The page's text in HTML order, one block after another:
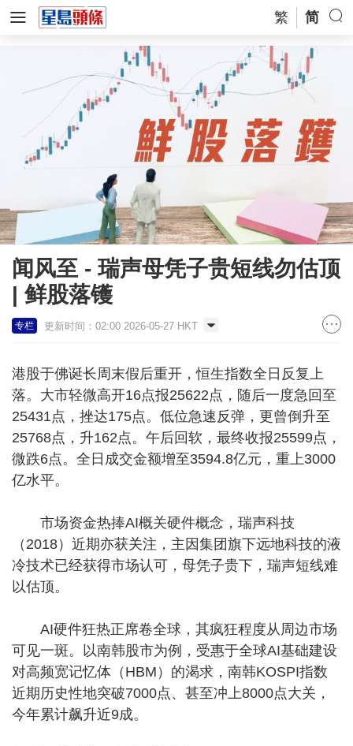
繁 简
闻风至 - 瑞声母凭子贵短线勿估顶
| 鲜股落镬
专栏 更新时间：02:00 2026-05-27 HKT
港股于佛诞长周末假后重开，恒生指数全日反复上
落。大市轻微高开16点报25622点，随后一度急回至
25431点，挫达175点。低位急速反弹，更曾倒升至
25768点，升162点。午后回软，最终收报25599点，
微跌6点。全日成交金额增至3594.8亿元，重上3000
亿水平。
市场资金热捧AI概关硬件概念，瑞声科技
（2018）近期亦获关注，主因集团旗下远地科技的液
冷技术已经获得市场认可，母凭子贵下，瑞声短线难
以估顶。
AI硬件狂热正席卷全球，其疯狂程度从周边市场
可见一斑。以南韩股市为例，受惠于全球AI基础建设
对高频宽记忆体（HBM）的渴求，南韩KOSPI指数
近期历史性地突破7000点、甚至冲上8000点大关，
今年累计飙升近9成。